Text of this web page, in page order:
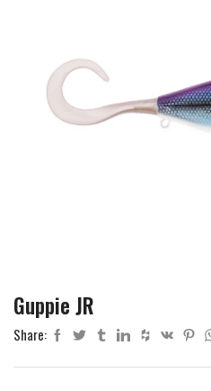
Guppie JR
Share: